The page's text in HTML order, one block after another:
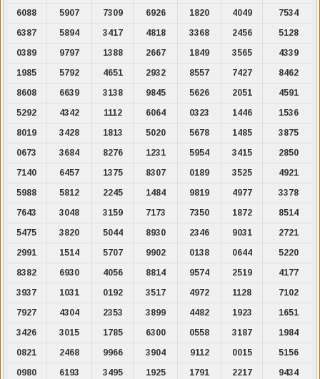
6088
5907 7309 6926 1820 4049
7534
6387
5894 3417 4818 3368 2456
5128
0389
9797 1388 2667 1849 3565
4339
1985
5792 4651 2932 8557 7427
8462
8608
6639 3138 9845 5626 2051
4591
5292
4342 1112 6064 0323 1446
1536
8019
3428 1813 5020 5678 1485
3875
0673
3684 8276 1231 5954 3415
2850
7140
6457 1375 8307 0189 3525
4921
5988
5812 2245 1484 9819 4977
3378
7643
3048 3159 7173 7350 1872
8514
5475
3820 5044 8930 2346 9031
2721
2991
1514 5707 9902 0138 0644
5220
8382
6930 4056 8814 9574 2519
4177
3937
1031 0192 3517 4972 1128
7102
7927
4304 2353 3899 4482 1923
1651
3426
3015 1785 6300 0558 3187
1984
0821
2468 9966 3904 9112 0015
5156
0980
6193 3495 1925 1791 2217
9434